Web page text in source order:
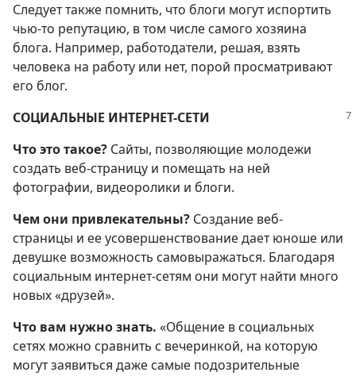
Следует также помнить, что блоги могут испортить
чью-то репутацию, в том числе самого хозяина
блога. Например, работодатели, решая, взять
человека на работу или нет, порой просматривают
его блог.
СОЦИАЛЬНЫЕ ИНТЕРНЕТ-СЕТИ
Что это такое? Сайты, позволяющие молодежи
создать веб-страницу и помещать на ней
фотографии, видеоролики и блоги.
Чем они привлекательны? Создание веб-
страницы и ее усовершенствование дает юноше или
девушке возможность самовыражаться. Благодаря
социальным интернет-сетям они могут найти много
новых «друзей».
Что вам нужно знать. «Общение в социальных
сетях можно сравнить с вечеринкой, на которую
могут заявиться даже самые подозрительные